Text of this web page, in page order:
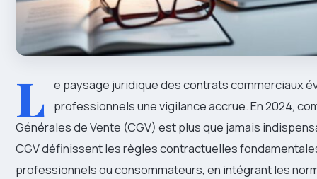
L e paysage juridique des contrats commerciaux
professionnels une vigilance accrue. En 2024,
Générales de Vente (CGV) est plus que jamais
CGV définissent les règles contractuelles
professionnels ou consommateurs, en intégrant les